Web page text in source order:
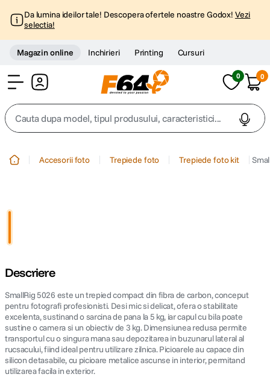
Da lumina ideilor tale! Descopera ofertele noastre Godox! Vezi
selectia!
Magazin online Inchirieri Printing Cursuri
0 0
Cauta dupa model, tipul produsului, caracteristici...
5. canon sx740 hs
6 . lavaliera
7. sony fx
Accesorii foto Trepiede foto Trepiede foto kit
Descriere
SmallRig 5026 este un trepied compact din fibra de carbon, conceput
pentru fotografi profesionisti. Desi mic si delicat, ofera o stabilitate
excelenta, sustinand o sarcina de pana la 5 kg, iar capul cu bila poate
sustine o camera si un obiectiv de 3 kg. Dimensiunea redusa permite
transportul cu o singura mana sau depozitarea in buzunarul lateral al
rucsacului, fiind ideal pentru utilizare zilnica. Picioarele au capace din
silicon detasabile, cu picioare metalice ascunse in interior, permitand
utilizarea facila in exterior.